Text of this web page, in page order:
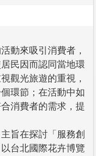
動來吸引消費者，
民因而認同當地環
觀光旅遊的重視，
環節；在活動中如
消費者的需求，提
旨在探討「服務創
台北國際花卉博覽